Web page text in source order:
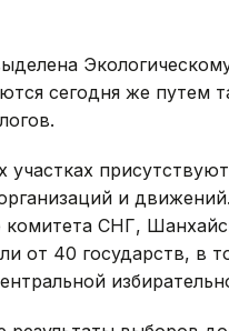
сегодня же путем
участках
и
комитета СНГ,
от 40 государств, в